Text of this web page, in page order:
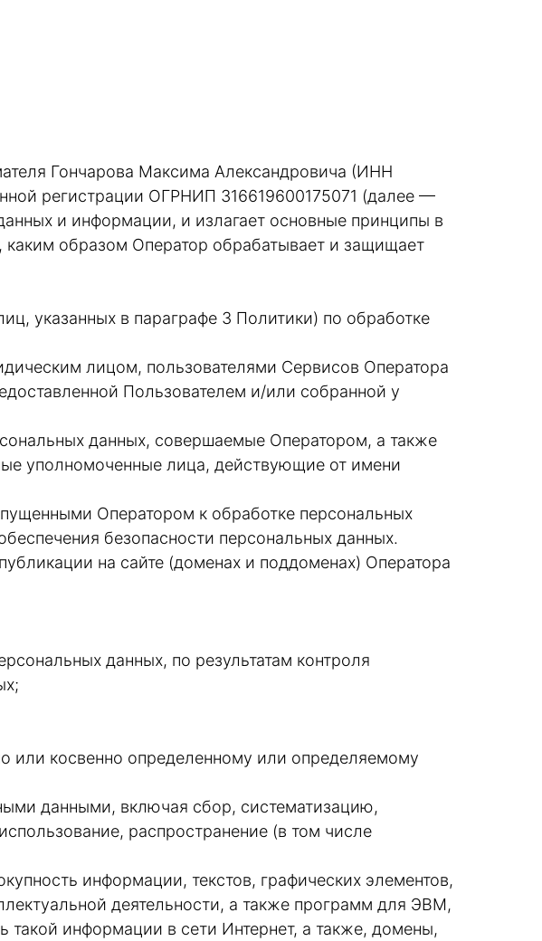
Гончарова Максима Александровича (ИНН
регистрации ОГРНИП 316619600175071 (далее —
и информации, и излагает основные принципы в
образом Оператор обрабатывает и защищает
указанных в параграфе 3 Политики) по обработке
лицом, пользователями Сервисов Оператора
Пользователем и/или собранной у
данных, совершаемые Оператором, а также
уполномоченные лица, действующие от имени
Оператором к обработке персональных
безопасности персональных данных.
на сайте (доменах и поддоменах) Оператора
данных, по результатам контроля
косвенно определенному или определяемому
данными, включая сбор, систематизацию,
распространение (в том числе
информации, текстов, графических элементов,
деятельности, а также программ для ЭВМ,
информации в сети Интернет, а также, домены,